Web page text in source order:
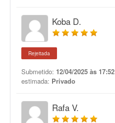
Koba D.
Rejeitada
Submetido: 12/04/2025 às 17:52
estimada: Privado
Rafa V.